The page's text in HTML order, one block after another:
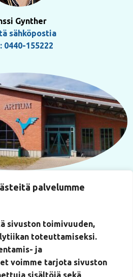
palvelumme
sivuston toimivuuden,
toteuttamiseksi.
ja
voimme tarjota sivuston
sisältöjä sekä
Gynther
sähköpostia
0440-155222
22
Mikkeli